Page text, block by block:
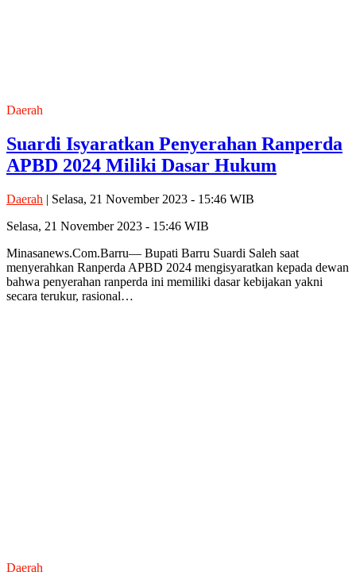
Daerah
Suardi Isyaratkan Penyerahan Ranperda
APBD 2024 Miliki Dasar Hukum
Daerah | Selasa, 21 November 2023 - 15:46 WIB
Selasa, 21 November 2023 - 15:46 WIB
Minasanews.Com.Barru— Bupati Barru Suardi Saleh saat
menyerahkan Ranperda APBD 2024 mengisyaratkan kepada dewan
bahwa penyerahan ranperda ini memiliki dasar kebijakan yakni
secara terukur, rasional…
Daerah